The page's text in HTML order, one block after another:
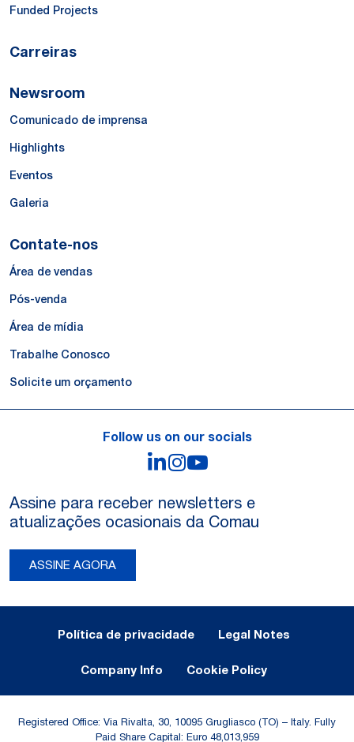
Funded Projects
Carreiras
Newsroom
Comunicado de imprensa
Highlights
Eventos
Galeria
Contate-nos
Área de vendas
Pós-venda
Área de mídia
Trabalhe Conosco
Solicite um orçamento
Follow us on our socials
LinkedIn
Instagram
Assine para receber newsletters e
atualizações ocasionais da Comau
ASSINE AGORA
Política de privacidade Legal Notes
Company Info Cookie Policy
Registered Office: Via Rivalta, 30, 10095 Grugliasco (TO) – Italy. Fully
Paid Share Capital: Euro 48,013,959